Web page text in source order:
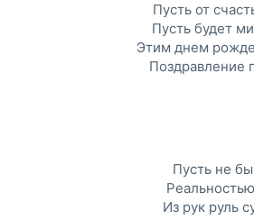
Пусть от
Пусть будет
Этим днем
Поздравление
Пусть не
Из рук руль